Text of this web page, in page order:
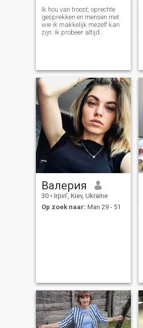
Ik hou van troost, oprechte
gesprekken en mensen met
wie ik makkelijk mezelf kan
zijn. Ik probeer altijd
Валерия
30 • Irpin', Kiev, Ukraïne
Op zoek naar: Man 29 - 51